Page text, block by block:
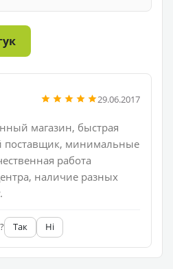
29.06.2017
магазин, быстрая
поставщик, минимальные
работа
наличие разных
Так Ні